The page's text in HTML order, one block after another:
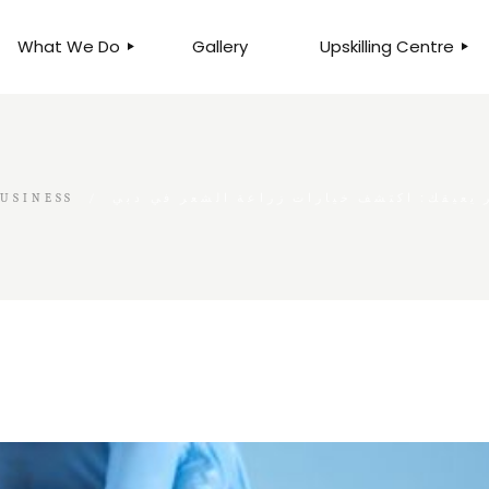
What We Do
BUSINESS PROCESS RE-
Gallery Upskilling Centre